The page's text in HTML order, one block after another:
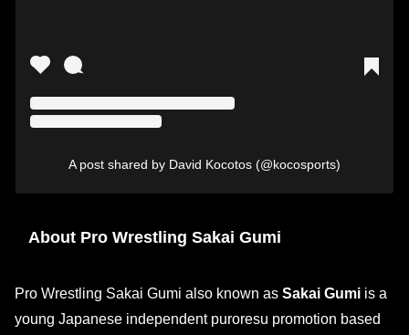
A post shared by David Kocotos (@kocosports)
About Pro Wrestling Sakai Gumi
Pro Wrestling Sakai Gumi also known as Sakai Gumi is a
young Japanese independent puroresu promotion based